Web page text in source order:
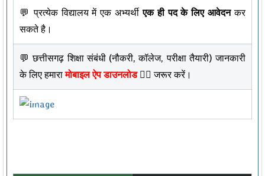
💬 प्रत्येक विद्यालय में एक अभ्यर्थीएक ही पद के लिए आवेदनकर
सकते है।
💬 छत्तीसगढ़ शिक्षा संबंधी (नौकरी, कॉलेज, परीक्षा तैयारी) जानकारी
के लिए हमारामोबाइल ऐप डाउनलोड👇🏻 जरूर करें।